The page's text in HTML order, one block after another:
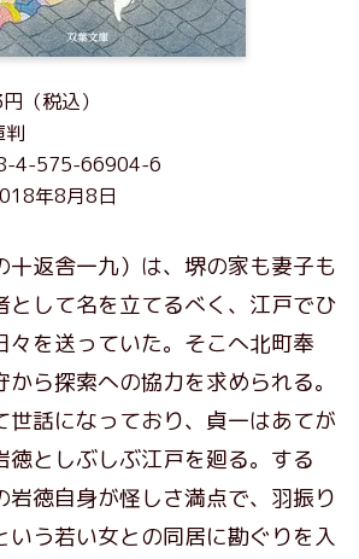
（税込）
判
4-575-66904-6
年8月8日
十返舎一九）は、堺の家も妻子も
として名を立てるべく、江戸でひ
々を送っていた。そこへ北町奉
ら探索への協力を求められる。
世話になっており、貞一はあてが
徳としぶしぶ江戸を廻る。する
岩徳自身が怪しさ満点で、羽振り
いう若い女との同居に勘ぐりを入